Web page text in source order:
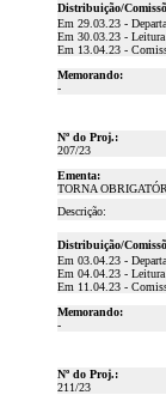
Distribuição/
Em 29.03.23 -
Em 30.03.23 - Leitura
Em 13.04.23 -
Memorando:
-
Nº do Proj.:
207/23
Ementa:
TORNA
Descrição:
Distribuição/
Em 03.04.23 -
Em 04.04.23 - Leitura
Em 11.04.23 -
Memorando:
-
Nº do Proj.:
211/23